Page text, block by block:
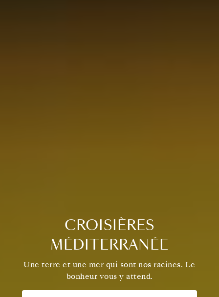
CROISIÈRES
MÉDITERRANÉE
Une terre et une mer qui sont nos racines. Le
bonheur vous y attend.